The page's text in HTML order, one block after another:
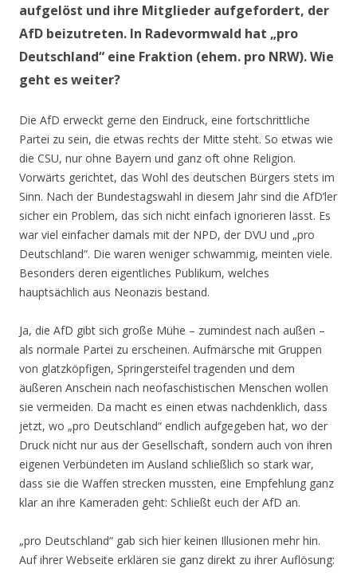
aufgelöst und ihre Mitglieder aufgefordert, der
AfD beizutreten. In Radevormwald hat „pro
Deutschland“ eine Fraktion (ehem. pro NRW). Wie
geht es weiter?
Die AfD erweckt gerne den Eindruck, eine fortschrittliche
Partei zu sein, die etwas rechts der Mitte steht. So etwas wie
die CSU, nur ohne Bayern und ganz oft ohne Religion.
Vorwärts gerichtet, das Wohl des deutschen Bürgers stets im
Sinn. Nach der Bundestagswahl in diesem Jahr sind die AfD’ler
sicher ein Problem, das sich nicht einfach ignorieren lässt. Es
war viel einfacher damals mit der NPD, der DVU und „pro
Deutschland“. Die waren weniger schwammig, meinten viele.
Besonders deren eigentliches Publikum, welches
hauptsächlich aus Neonazis bestand.
Ja, die AfD gibt sich große Mühe – zumindest nach außen –
als normale Partei zu erscheinen. Aufmärsche mit Gruppen
von glatzköpfigen, Springersteifel tragenden und dem
äußeren Anschein nach neofaschistischen Menschen wollen
sie vermeiden. Da macht es einen etwas nachdenklich, dass
jetzt, wo „pro Deutschland“ endlich aufgegeben hat, wo der
Druck nicht nur aus der Gesellschaft, sondern auch von ihren
eigenen Verbündeten im Ausland schließlich so stark war,
dass sie die Waffen strecken mussten, eine Empfehlung ganz
klar an ihre Kameraden geht: Schließt euch der AfD an.
„pro Deutschland“ gab sich hier keinen Illusionen mehr hin.
Auf ihrer Webseite erklären sie ganz direkt zu ihrer Auflösung: